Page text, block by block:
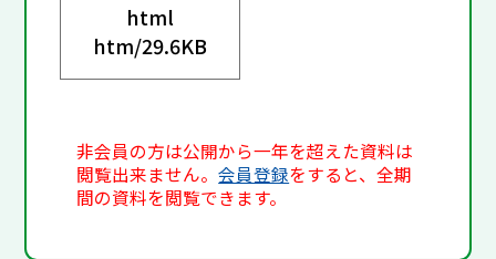
html
htm/29.6KB
非会員の方は公開から一年を超えた資料は
閲覧出来ません。会員登録をすると、全期
間の資料を閲覧できます。